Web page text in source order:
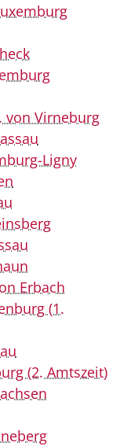
von Virneburg
Ligny
Erbach
(1.
(2. Amtszeit)